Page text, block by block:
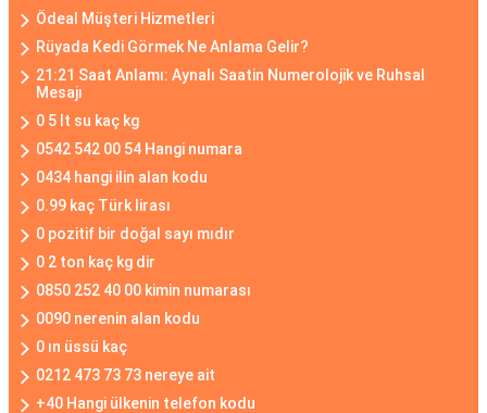
Ödeal Müşteri Hizmetleri
Rüyada Kedi Görmek Ne Anlama Gelir?
21:21 Saat Anlamı: Aynalı Saatin Numerolojik ve Ruhsal
Mesajı
0 5 lt su kaç kg
0542 542 00 54 Hangi numara
0434 hangi ilin alan kodu
0.99 kaç Türk lirası
0 pozitif bir doğal sayı mıdır
0 2 ton kaç kg dir
0850 252 40 00 kimin numarası
0090 nerenin alan kodu
0 ın üssü kaç
0212 473 73 73 nereye ait
+40 Hangi ülkenin telefon kodu